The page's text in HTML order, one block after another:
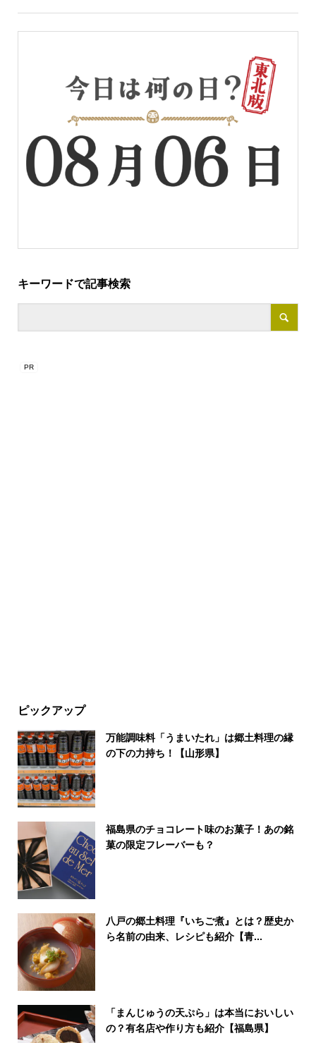
キーワードで記事検索
ピックアップ
万能調味料「うまいたれ」は郷土料理の縁
の下の力持ち！【山形県】
福島県のチョコレート味のお菓子！あの銘
菓の限定フレーバーも？
八戸の郷土料理『いちご煮』とは？歴史か
ら名前の由来、レシピも紹介【青...
「まんじゅうの天ぷら」は本当においしい
の？有名店や作り方も紹介【福島県】